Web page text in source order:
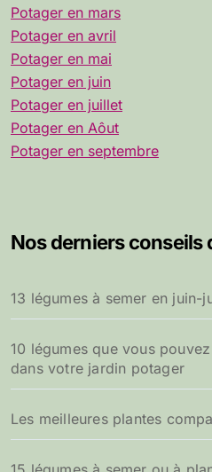
Potager en mars
Potager en avril
Potager en mai
Potager en juin
Potager en juillet
Potager en Aôut
Potager en septembre
Nos derniers conseils
13 légumes à semer en juin-
10 légumes que vous
dans votre jardin potager
Les meilleures plantes